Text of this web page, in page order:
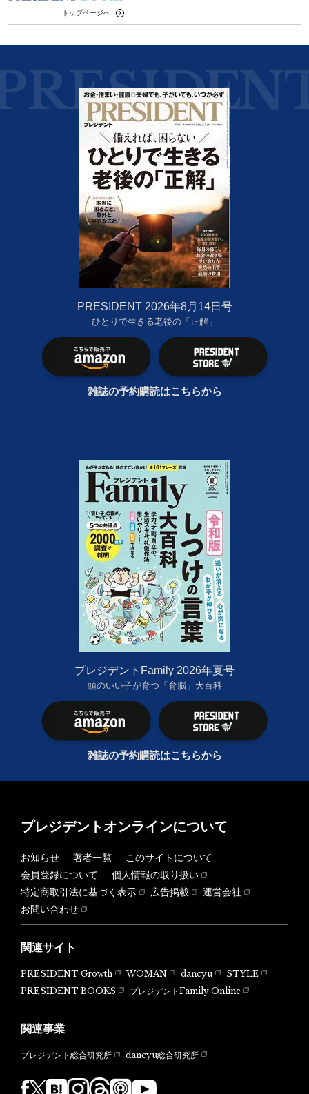
トップページへ
PRESIDENT 2026年8月14日号
ひとりで生きる老後の「正解」
雑誌の予約購読はこちらから
プレジデントFamily 2026年夏号
頭のいい子が育つ「育脳」大百科
雑誌の予約購読はこちらから
プレジデントオンラインについて
お知らせ 著者一覧
このサイトについて
会員登録について
個人情報の取り扱い
特定商取引法に基づく表示
広告掲載
運営会社
お問い合わせ
関連サイト
PRESIDENT Growth WOMAN dancyu
STYLE
PRESIDENT BOOKS
プレジデントFamily Online
関連事業
プレジデント総合研究所 dancyu総合研究所